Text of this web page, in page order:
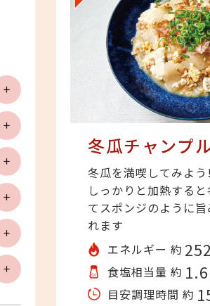
冬瓜チャンプ
冬瓜を満喫してみよう!
しっかりと加熱する
てスポンジのように
れます
エネルギー 約 252
食塩相当量 約 1.6
目安調理時間 約